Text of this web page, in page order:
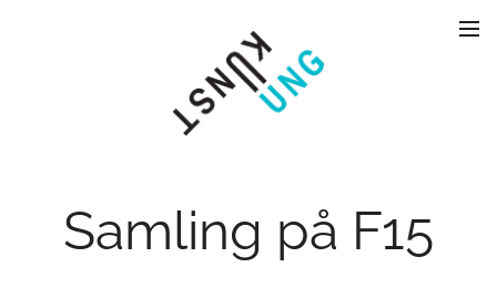
Samling på F15